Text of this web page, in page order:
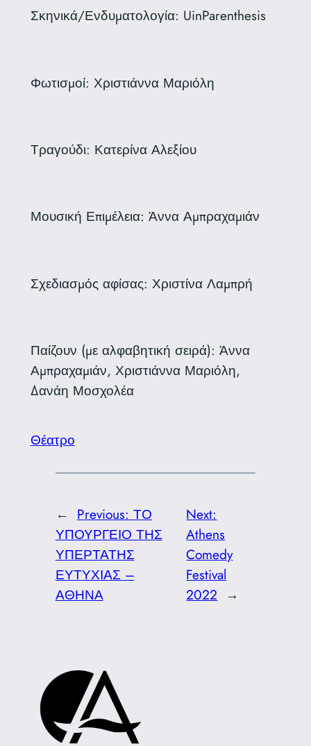
Σκηνικά/Ενδυματολογία: UinParenthesis
Φωτισμοί: Χριστιάννα Μαριόλη
Τραγούδι: Κατερίνα Αλεξίου
Μουσική Επιμέλεια: Άννα Αμπραχαμιάν
Σχεδιασμός αφίσας: Χριστίνα Λαμπρή
Παίζουν (με αλφαβητική σειρά): Άννα
Αμπραχαμιάν, Χριστιάννα Μαριόλη,
Δανάη Μοσχολέα
Θέατρο
← Previous: ΤΟ
ΥΠΟΥΡΓΕΙΟ ΤΗΣ
ΥΠΕΡΤΑΤΗΣ
ΕΥΤΥΧΙΑΣ –
ΑΘΗΝΑ
Next:
Athens
Comedy
Festival
2022 →